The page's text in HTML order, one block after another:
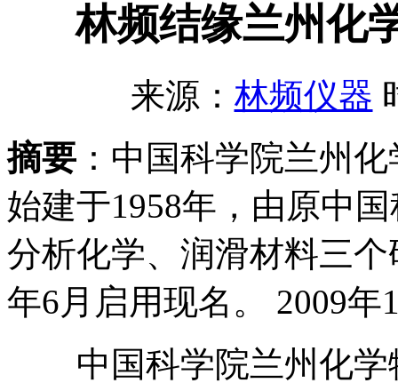
林频结缘兰州化
来源： 林频仪器
摘要 ：中国科学院兰州
始建于1958年，由原中
分析化学、润滑材料三
年6月启用现名。 2009年
中国科学院兰州化学